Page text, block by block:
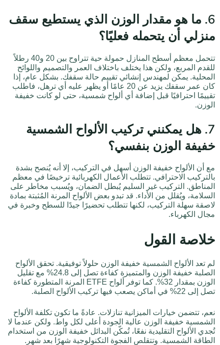
6. ما هو مقدار الوزن الذي يستطيع سقف
منزلي أن يتحمله فعليًا؟
تتحمل معظم أسطح المنازل حمولة حية تتراوح بين 20 و40 رطلاً
للقدم المربع، ولكن هذا يختلف باختلاف العمر والتصميم واللوائح
المحلية. يمكن لمهندس إنشائي تقييم حالة سقفك. بشكل عام، إذا
كان عمر سقفك يزيد عن 20 عامًا أو يظهر عليه أي ترهل، فاطلب
تقييمًا احترافيًا قبل إضافة أي ألواح شمسية، حتى لو كانت خفيفة
الوزن.
7. هل يمكنني تركيب الألواح الشمسية
خفيفة الوزن بنفسي؟
مع أن الألواح خفيفة الوزن أسهل في التركيب، إلا أنه يُنصح بشدة
بالتركيب الاحترافي. تتطلب الأعمال الكهربائية ترخيصًا في معظم
المناطق. التركيب غير السليم يُبطل الضمان، ويُسبب مخاطر على
السلامة، ويُقلل من الأداء. قد تبدو بعض الألواح المرنة المُثبتة بمادة
لاصقة سهلة التركيب، لكنها تتطلب تحضيرًا جيدًا للسطح وخبرة في
مجال الكهرباء.
خلاصة القول
لم تعد الألواح الشمسية خفيفة الوزن حلولاً توفيقية. تحقق الألواح
الصلبة خفيفة الوزن والمتميزة كفاءة تصل إلى 24.8% مع تقليل
الوزن بمقدار 32%. كما توفر ألواح ETFE المرنة المتطورة كفاءة
تصل إلى 22% في أماكن يصعب فيها تركيب الألواح الصلبة.
نعم، تتضمن خيارات الميزانية تنازلات. عادةً ما تكون تكلفة الألواح
الشمسية خفيفة الوزن عالية الجودة أعلى لكل واط. ولكن عندما لا
تُجدي الألواح التقليدية نفعًا، تُمكّن البدائل خفيفة الوزن من استخدام
الطاقة الشمسية. وتتقلص الفجوة التكنولوجية شهرًا بعد شهر.